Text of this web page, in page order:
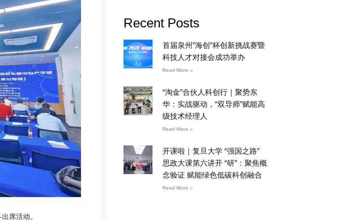
席活动。
Recent Posts
首届泉州”海创”杯创新挑战赛暨
科技人才对接会成功举办
Read More »
“淘金”合伙人科创行｜聚势东
华：实战驱动，“双导师”赋能高
级技术经理人
Read More »
开课啦｜复旦大学 “强国之路”
思政大课第六讲开 “研”：聚焦概
念验证 赋能绿色低碳科创融合
Read More »